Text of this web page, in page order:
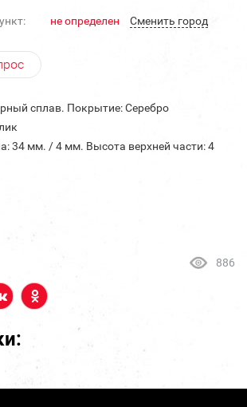
не определен Cменить город
сплав. Покрытие: Серебро
34 мм. / 4 мм. Высота верхней части: 4
886